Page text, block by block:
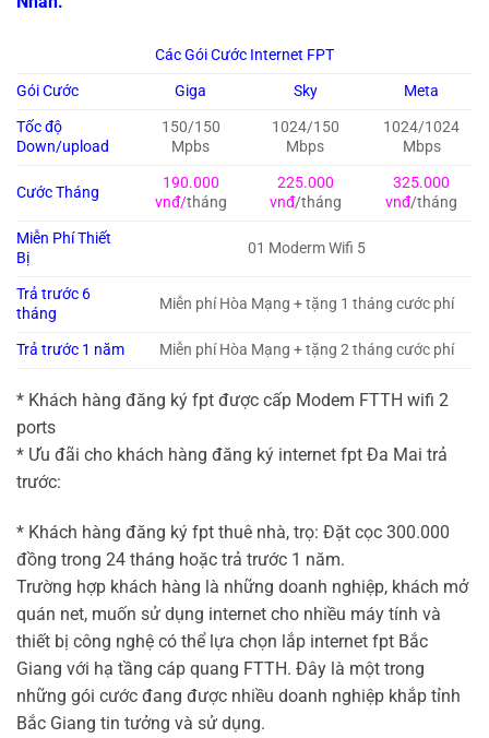
Các Gói Cước Internet FPT
Gói Cước
Giga Sky
Meta
Tốc độ
Down/upload
150/150
Mpbs
1024/150
Mbps
1024/1024
Mbps
Cước Tháng
190.000
vnđ/tháng
225.000
vnđ/tháng
325.000
vnđ/tháng
Miễn Phí Thiết
Bị
01 Moderm Wifi 5
Trả trước 6
tháng
Miễn phí Hòa Mạng + tặng 1 tháng cước phí
Trả trước 1 năm Miễn phí Hòa Mạng + tặng 2 tháng cước phí
* Khách hàng đăng ký fpt được cấp Modem FTTH wifi 2
ports
* Ưu đãi cho khách hàng đăng ký internet fpt Đa Mai trả
trước:
* Khách hàng đăng ký fpt thuê nhà, trọ: Đặt cọc 300.000
đồng trong 24 tháng hoặc trả trước 1 năm.
Trường hợp khách hàng là những doanh nghiệp, khách mở
quán net, muốn sử dụng internet cho nhiều máy tính và
thiết bị công nghệ có thể lựa chọn lắp internet fpt Bắc
Giang với hạ tầng cáp quang FTTH. Đây là một trong
những gói cước đang được nhiều doanh nghiệp khắp tỉnh
Bắc Giang tin tưởng và sử dụng.